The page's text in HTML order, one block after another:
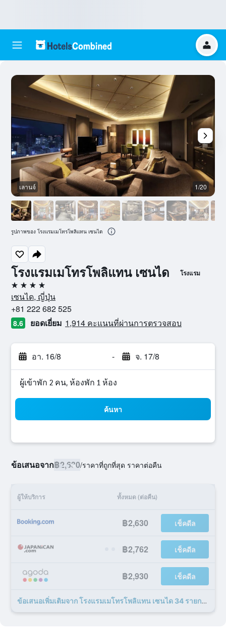
โรงแรมเมโทรโพลิแทน เซนได โรงแรม
4 ดาว
เซนได, ญี่ปุ่น
+81 222 682 525
8.6 ยอดเยี่ยม 1,914 คะแนนที่ผ่านการตรวจสอบ
อา. 16/8 - จ. 17/8
ผู้เข้าพัก 2 คน, ห้องพัก 1 ห้อง
ค้นหา
ข้อเสนอจาก฿2,630/ราคาที่ถูกที่สุด ราคาต่อคืน
ผู้ให้บริการ ทั้งหมด (ต่อคืน)
฿2,630 เช็คดีล
฿2,762 เช็คดีล
฿2,930 เช็คดีล
ข้อเสนอเพิ่มเติมจาก โรงแรมเมโทรโพลิแทน เซนได 34 รายการ
เลานจ์ 1/20
รูปภาพของ โรงแรมเมโทรโพลิแทน เซนได